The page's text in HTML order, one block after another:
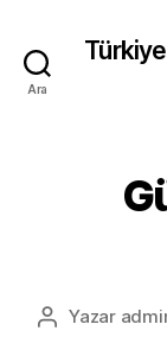
Ara
Yazının
Yazar